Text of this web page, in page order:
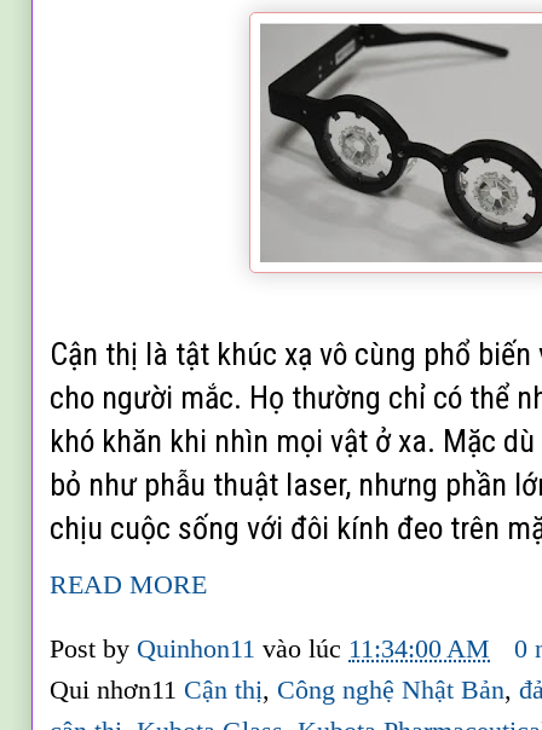
Cận thị là tật khúc xạ vô cùng phổ
cho người mắc. Họ thường chỉ có thể
khó khăn khi nhìn mọi vật ở xa. Mặc
bỏ như phẫu thuật laser, nhưng phần
chịu cuộc sống với đôi kính đeo trên
READ MORE
Post by Quinhon11vào lúc 11:34:00 AM
0
Qui nhơn11 Cận thị, Công nghệ Nhật Bản,